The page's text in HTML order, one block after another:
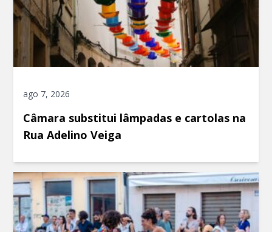
ago 7, 2026
Câmara substitui lâmpadas e cartolas na
Rua Adelino Veiga